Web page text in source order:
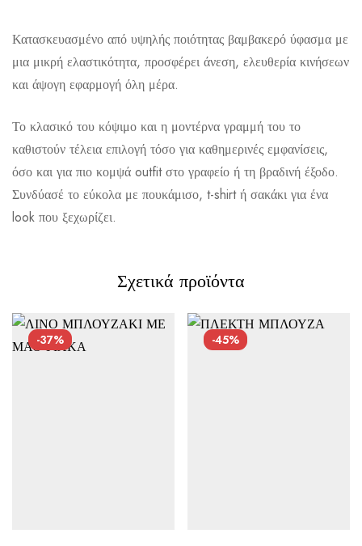
Κατασκευασμένο από υψηλής ποιότητας βαμβακερό ύφασμα με
μια μικρή ελαστικότητα, προσφέρει άνεση, ελευθερία κινήσεων
και άψογη εφαρμογή όλη μέρα.
Το κλασικό του κόψιμο και η μοντέρνα γραμμή του το
καθιστούν τέλεια επιλογή τόσο για καθημερινές εμφανίσεις,
όσο και για πιο κομψά outfit στο γραφείο ή τη βραδινή έξοδο.
Συνδύασέ το εύκολα με πουκάμισο, t-shirt ή σακάκι για ένα
look που ξεχωρίζει.
Αποστολή σε πόλη: 2,50€
Αποστολή σε επαρχία: 3,90€
Αντικαταβολή: 2,50€
Σχετικά προϊόντα
-37% -45%